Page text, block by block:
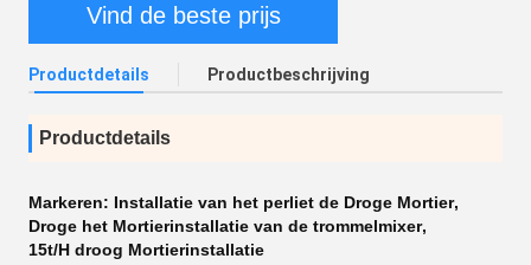
Vind de beste prijs
Productdetails Productbeschrijving
Productdetails
Markeren: Installatie van het perliet de Droge Mortier,
Droge het Mortierinstallatie van de trommelmixer,
15t/H droog Mortierinstallatie